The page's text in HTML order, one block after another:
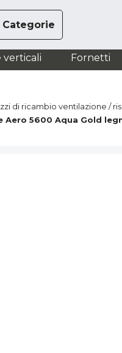
Categorie
verticali Fornetti
di ricambio ventilazione /
Aero 5600 Aqua Gold